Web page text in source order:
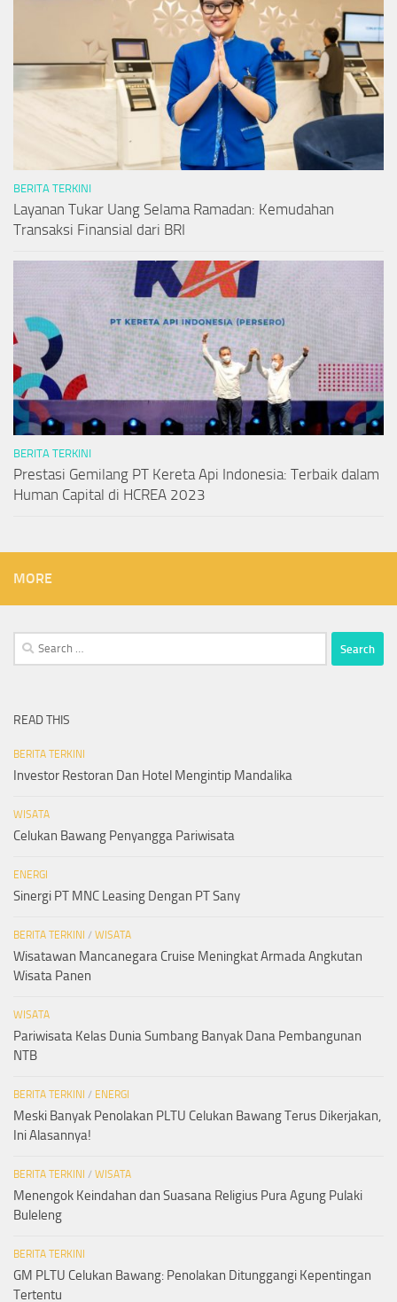
BERITA TERKINI
Layanan Tukar Uang Selama Ramadan: Kemudahan
Transaksi Finansial dari BRI
BERITA TERKINI
Prestasi Gemilang PT Kereta Api Indonesia: Terbaik dalam
Human Capital di HCREA 2023
MORE
Search
for:
READ THIS
BERITA TERKINI
Investor Restoran Dan Hotel Mengintip Mandalika
WISATA
Celukan Bawang Penyangga Pariwisata
ENERGI
Sinergi PT MNC Leasing Dengan PT Sany
BERITA TERKINI / WISATA
Wisatawan Mancanegara Cruise Meningkat Armada Angkutan
Wisata Panen
WISATA
Pariwisata Kelas Dunia Sumbang Banyak Dana Pembangunan
NTB
BERITA TERKINI / ENERGI
Meski Banyak Penolakan PLTU Celukan Bawang Terus Dikerjakan,
Ini Alasannya!
BERITA TERKINI / WISATA
Menengok Keindahan dan Suasana Religius Pura Agung Pulaki
Buleleng
BERITA TERKINI
GM PLTU Celukan Bawang: Penolakan Ditunggangi Kepentingan
Tertentu